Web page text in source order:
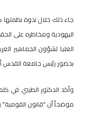
جاء ذلك خلال ندوة
اليهودية ومخاطره على
العليا لشؤون الجماهير
بحضور رئيس جامعة القدس
وأكد الدكتور الطيبي في
موضحاً أن "قانون القومية"